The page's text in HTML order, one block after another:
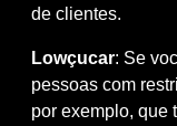
de clientes.
Lowçucar: Se
pessoas com
por exemplo, que